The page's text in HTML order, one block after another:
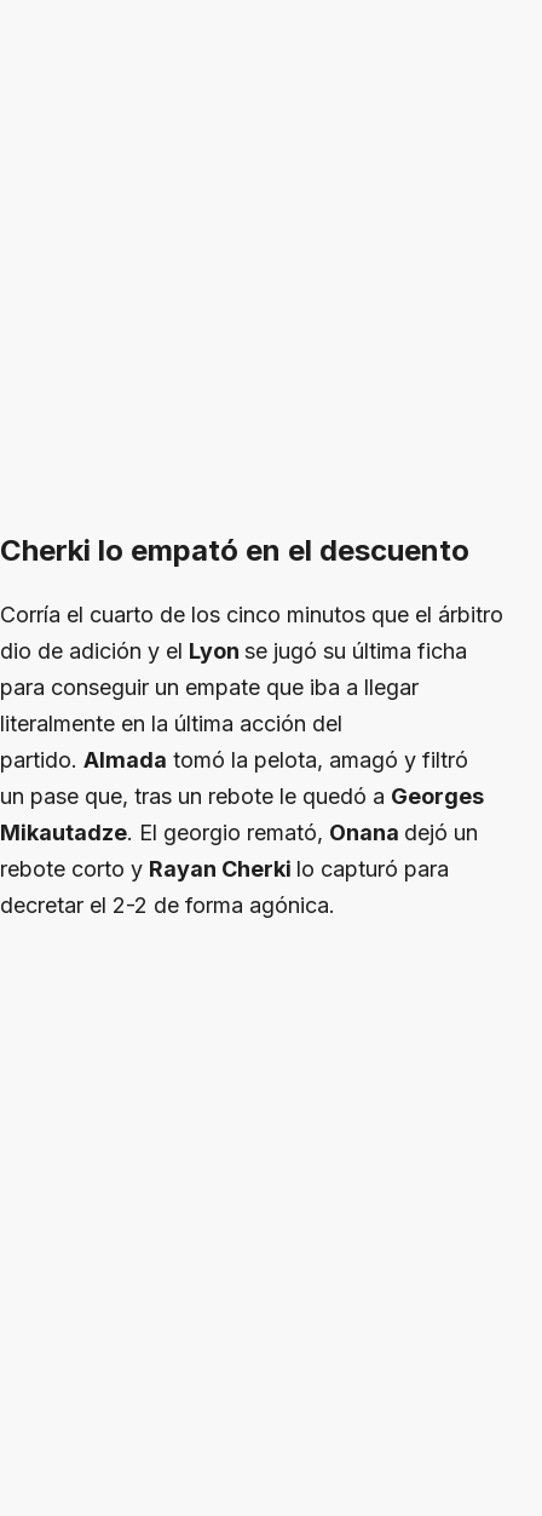
Cherki lo empató en el descuento
Corría el cuarto de los cinco minutos que el árbitro
dio de adición y el Lyon se jugó su última ficha
para conseguir un empate que iba a llegar
literalmente en la última acción del
partido. Almada tomó la pelota, amagó y filtró
un pase que, tras un rebote le quedó a Georges
Mikautadze. El georgio remató, Onana dejó un
rebote corto y Rayan Cherki lo capturó para
decretar el 2-2 de forma agónica.